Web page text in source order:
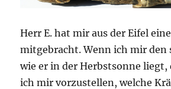
Herr E. hat mir aus der Eifel
mitgebracht. Wenn ich mir den
wie er in der Herbstsonne liegt,
ich mir vorzustellen, welche